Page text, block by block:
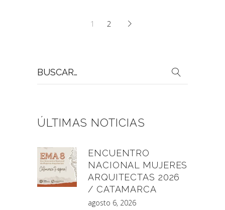
1 2
por:
ÚLTIMAS NOTICIAS
ENCUENTRO
NACIONAL MUJERES
ARQUITECTAS 2026
/ CATAMARCA
agosto 6, 2026